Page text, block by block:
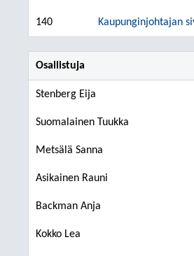
140 Kaupunginjohtajan
Osallistuja
Stenberg Eija
Suomalainen Tuukka
Metsälä Sanna
Asikainen Rauni
Backman Anja
Kokko Lea